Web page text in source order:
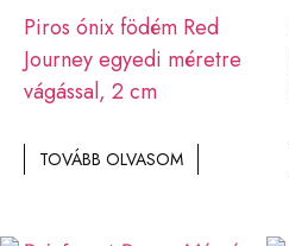
Piros ónix födém Red
Journey egyedi méretre
vágással, 2 cm
TOVÁBB OLVASOM